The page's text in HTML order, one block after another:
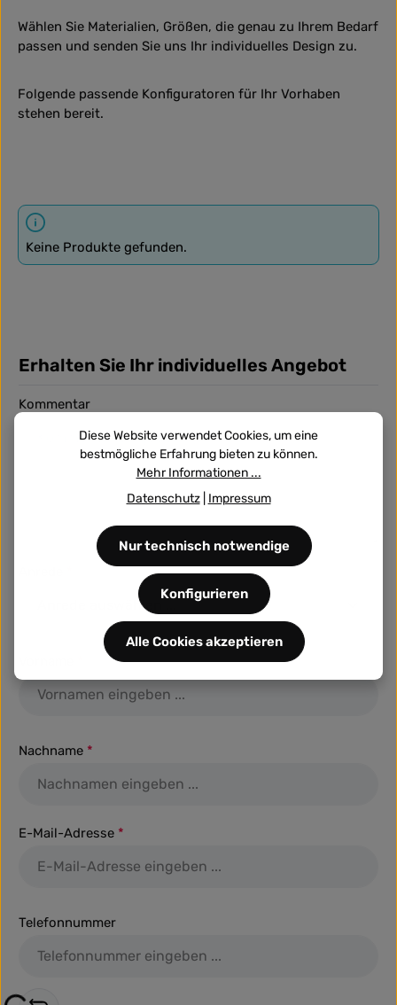
Wählen Sie Materialien, Größen, die genau zu Ihrem Bedarf
passen und senden Sie uns Ihr individuelles Design zu.
Folgende passende Konfiguratoren für Ihr Vorhaben
stehen bereit.
Keine Produkte gefunden.
Erhalten Sie Ihr individuelles Angebot
Kommentar
Nachname *
E-Mail-Adresse *
Telefonnummer
Diese Website verwendet Cookies, um eine
bestmögliche Erfahrung bieten zu können.
Mehr Informationen ...
Datenschutz| Impressum
Nur technisch notwendige
Konfigurieren
Alle Cookies akzeptieren